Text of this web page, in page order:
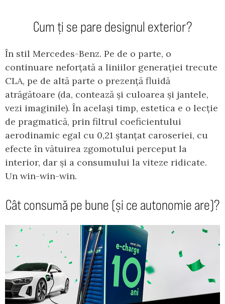
Cum ți se pare designul exterior?
În stil Mercedes-Benz. Pe de o parte, o
continuare neforțată a liniilor generației trecute
CLA, pe de altă parte o prezență fluidă
atrăgătoare (da, contează și culoarea și jantele,
vezi imaginile). În același timp, estetica e o lecție
de pragmatică, prin filtrul coeficientului
aerodinamic egal cu 0,21 ștanțat caroseriei, cu
efecte în vătuirea zgomotului perceput la
interior, dar și a consumului la viteze ridicate.
Un win-win-win.
Cât consumă pe bune (și ce autonomie are)?